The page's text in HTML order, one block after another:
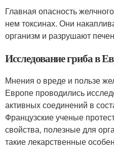
Главная опасность
нем токсинах. Они
организм и разрушают
Исследование гриба в
Мнения о вреде и пользе
Европе проводились
активных соединений в
Французские ученые
свойства, полезные для
такие лекарственные